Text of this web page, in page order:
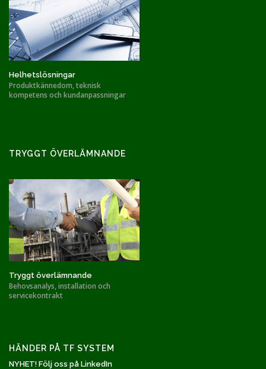
Helhetslösningar
Produktkännedom, teknisk
kompetens och kundanpassningar
TRYGGT ÖVERLÄMNANDE
Tryggt överlämnande
Behovsanalys, installation och
servicekontrakt
HÄNDER PÅ TF SYSTEM
NYHET! Följ oss på LinkedIn